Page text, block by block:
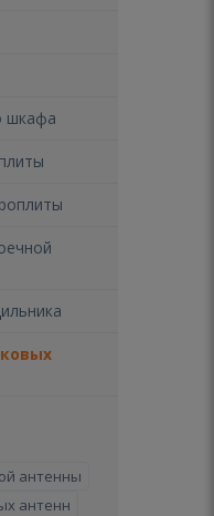
шкафа
антенны
антенн